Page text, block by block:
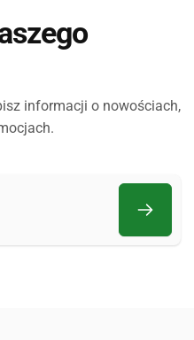
informacji o nowościach,